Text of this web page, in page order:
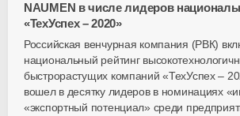
NAUMEN в числе лидеров
«ТехУспех – 2020»
Российская венчурная компания (РВК)
национальный рейтинг
быстрорастущих компаний «ТехУспех –
вошел в десятку лидеров в номинациях
«экспортный потенциал» среди